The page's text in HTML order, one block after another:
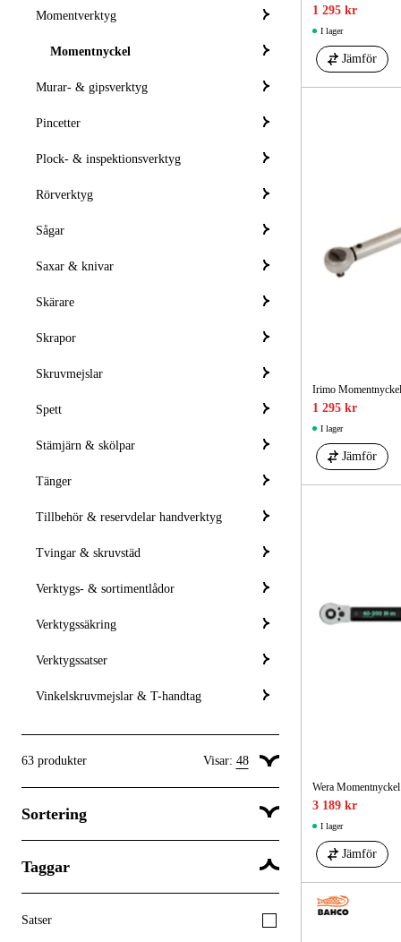
Momentverktyg
Momentnyckel
Murar- & gipsverktyg
Pincetter
Plock- & inspektionsverktyg
Rörverktyg
Sågar
Saxar & knivar
Skärare
Skrapor
Skruvmejslar
Spett
Stämjärn & skölpar
Tänger
Tillbehör & reservdelar handverktyg
Tvingar & skruvstäd
Verktygs- & sortimentlådor
Verktygssäkring
Verktygssatser
Vinkelskruvmejslar & T-handtag
63 produkter Visar: 48
Visa 48 produkter per sida
Sortering
Popularitet
Taggar
Satser
1 295 kr
I lager
Jämför
Irimo
1 295 kr
I lager
Jämför
Wera
3 189 kr
I lager
Jämför